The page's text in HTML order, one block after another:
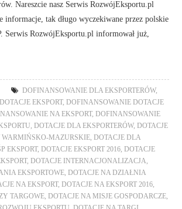
Nareszcie nasz Serwis RozwójEksportu.pl
informacje, tak długo wyczekiwane przez polskie
Serwis RozwójEksportu.pl informował już,
DOFINANSOWANIE DLA EKSPORTERÓW,
EKSPORT,
DOFINANSOWANIE DOTACJE
NA EKSPORT,
DOFINANSOWANIE
DOTACJE DLA EKSPORTERÓW,
DOTACJE
WARMIŃSKO-MAZURSKIE
DOTACJE DLA
EKSPORT, DOTACJE EKSPORT 2016
DOTACJE
, DOTACJE INTERNACJONALIZACJA
EKSPORTOWE
DOTACJE NA DZIAŁNIA
NA EKSPORT, DOTACJE NA EKSPORT 2016
TARGOWE
DOTACJE NA MISJE GOSPODARCZE